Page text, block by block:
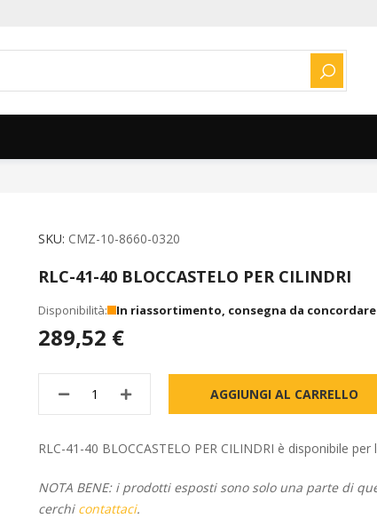
CERCA
SKU CMZ-10-8660-0320
RLC-41-40 BLOCCASTELO PER CILINDRI
In riassortimento, consegna da concordare
289,52 €
AGGIUNGI AL CARRELLO
RLC-41-40 BLOCCASTELO PER CILINDRI è disponibile
NOTA BENE: i prodotti esposti sono solo una parte di
cerchi contattaci.